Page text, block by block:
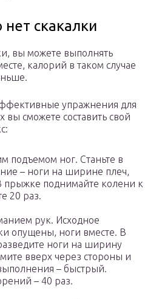
нет скакалки
вы можете выполнять
калорий в таком случае
упражнения для
вы сможете составить свой
подъемом ног. Станьте в
– ноги на ширине плеч,
прыжке поднимайте колени к
20 раз.
рук. Исходное
опущены, ноги вместе. В
ноги на ширину
вверх через стороны и
– быстрый.
– 40 раз.